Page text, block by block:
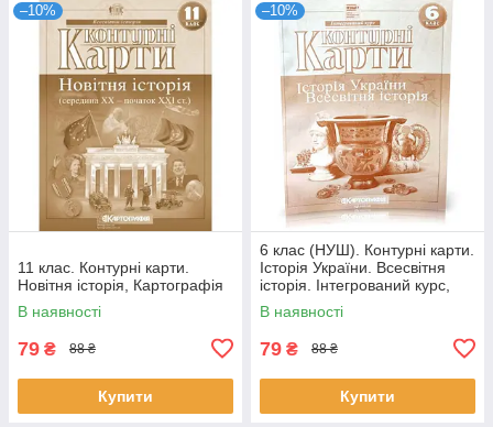
–10%
11 клас. Контурні карти.
Новітня історія, Картографія
В наявності
79 ₴ 88 ₴
Купити
–10%
6 клас (НУШ). Контурні карти.
Історiя України. Всесвітня
історія. Інтегрований курс,
Картографія
В наявності
79 ₴ 88 ₴
Купити